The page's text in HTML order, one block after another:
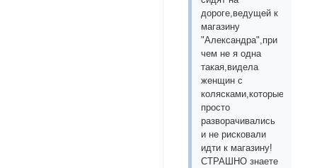
дороге,ведущей к
магазину
"Александра",при
чем не я одна
такая,видела
женщин с
колясками,которые
просто
разворачивались
и не рисковали
идти к магазину!
СТРАШНО знаете